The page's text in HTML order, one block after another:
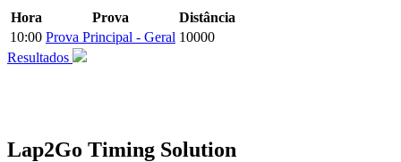
Hora Prova
Distância
10:00 Prova Principal - Geral 10000
Resultados
Lap2Go Timing Solution